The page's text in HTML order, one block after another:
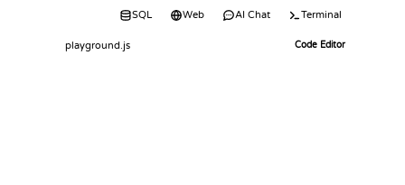
SQL Web AI Chat Terminal
playground.js Code Editor